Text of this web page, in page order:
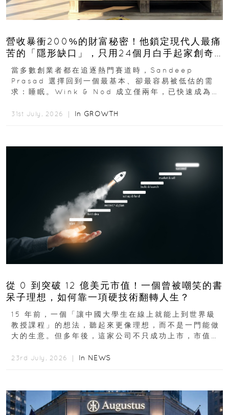
營收暴衝200%的財富秘密！他鎖定現代人最痛
苦的「隱形缺口」，只用24個月白手起家創奇
蹟
當多數創業者都在追逐熱門賽道時，Sandeep
Prasad 選擇回到一個最基本、卻最容易被低估的需
求：睡眠。Wink & Nod 成立僅兩年，已快速成為印
31st July, 2026 ｜ In GROWTH
從 0 到突破 12 億美元市值！一個曾被嘲笑的書
呆子理想，如何靠一項硬技術翻轉人生？
15 年前，一個「讓中國大學生在線上就能上到世界級
教授課程」的想法，聽起來更像理想，而不是一門能做
大的生意。但多年後，這家公司不只成功上市，市值更
23rd July, 2026 ｜ In NEWS